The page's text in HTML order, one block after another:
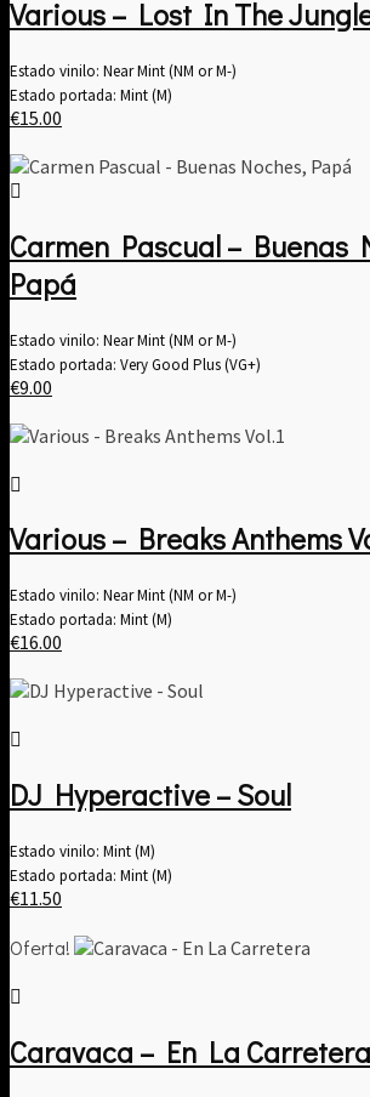
Various – Lost In The
Estado vinilo: Near Mint (NM or M-)
Estado portada: Mint (M)
€15.00
Carmen Pascual – Buenas
Papá
Estado vinilo: Near Mint (NM or M-)
Estado portada: Very Good Plus (VG+)
€9.00
Various – Breaks Anthems
Estado vinilo: Near Mint (NM or M-)
Estado portada: Mint (M)
€16.00
DJ Hyperactive – Soul
Estado vinilo: Mint (M)
Estado portada: Mint (M)
€11.50
Oferta!
Caravaca – En La Carretera